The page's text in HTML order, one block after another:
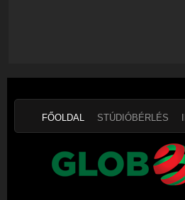
FŐOLDAL STÚDIÓBÉRLÉS